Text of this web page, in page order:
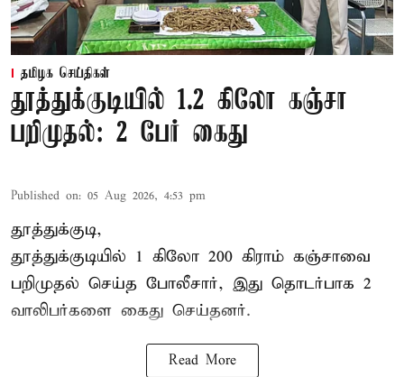
தமிழக செய்திகள்
தூத்துக்குடியில் 1.2 கிலோ கஞ்சா
பறிமுதல்: 2 பேர் கைது
Published on: 05 Aug 2026, 4:53 pm
தூத்துக்குடி,
தூத்துக்குடியில் 1 கிலோ 200 கிராம் கஞ்சாவை
பறிமுதல் செய்த போலீசார், இது தொடர்பாக 2
வாலிபர்களை கைது செய்தனர்.
Read More